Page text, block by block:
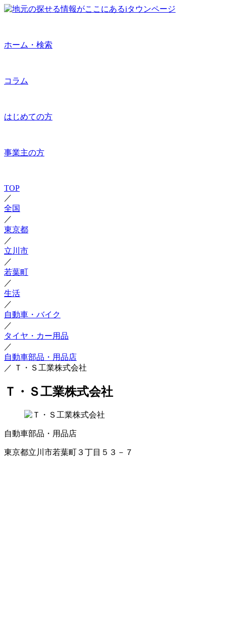
ホーム・検索
コラム
はじめての方
事業主の方
TOP
／
全国
／
東京都
／
立川市
／
若葉町
／
生活
／
自動車・バイク
／
タイヤ・カー用品
／
自動車部品・用品店
／ Ｔ・Ｓ工業株式会社
Ｔ・Ｓ工業株式会社
自動車部品・用品店
東京都立川市若葉町３丁目５３－７